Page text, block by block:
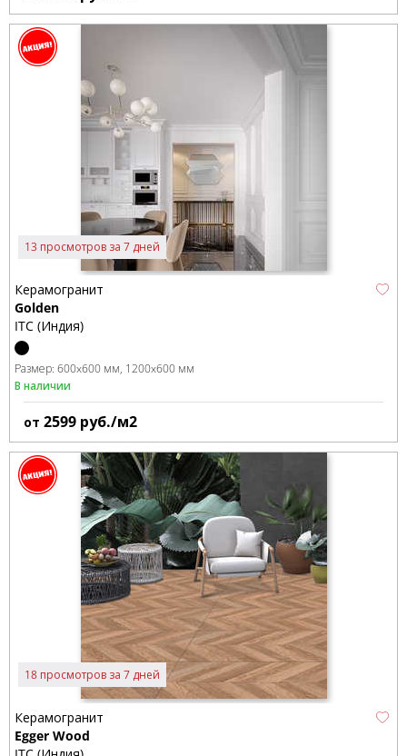
13 просмотров за 7 дней
Керамогранит
Golden
ITC (Индия)
Размер: 600x600 мм 1200x600 мм
В наличии
от 2599 руб./м2
18 просмотров за 7 дней
Керамогранит
Egger Wood